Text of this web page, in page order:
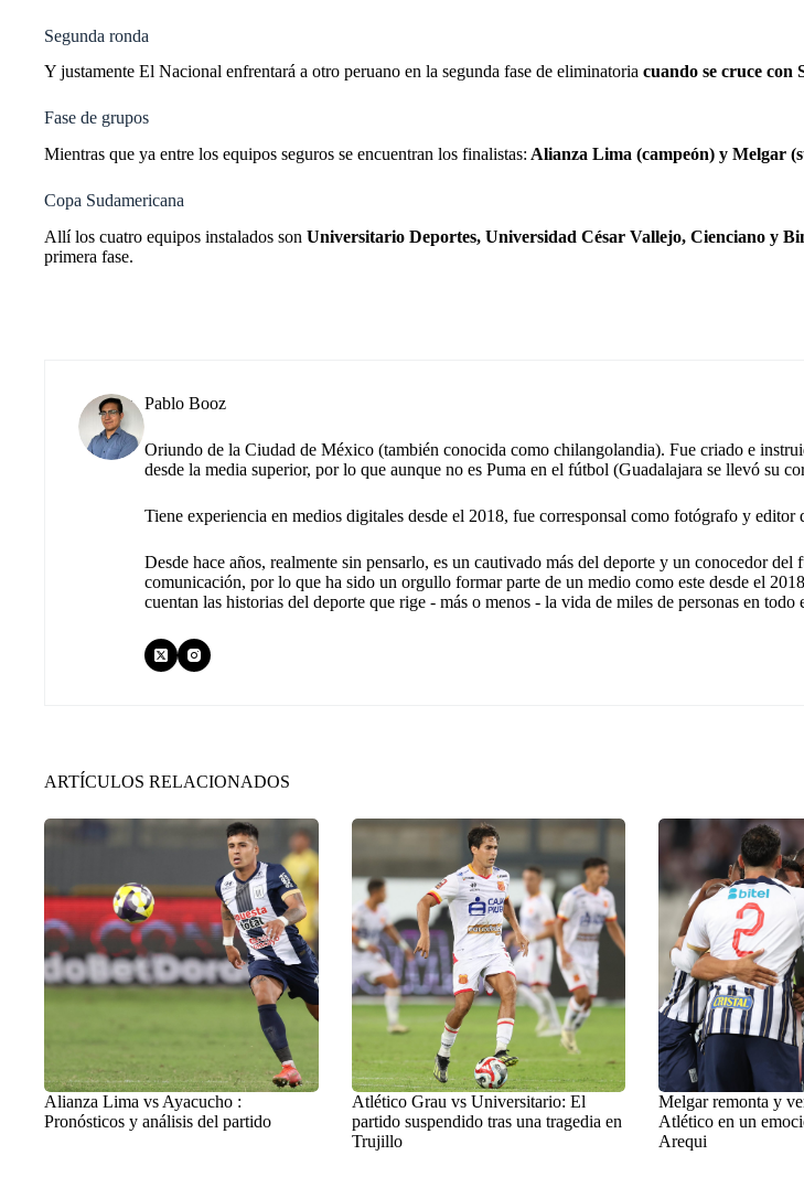
Segunda ronda
Y justamente El Nacional enfrentará a otro peruano en la segunda fase de eliminatoria cuando se cruce con
Fase de grupos
Mientras que ya entre los equipos seguros se encuentran los finalistas: Alianza Lima (campeón) y Melgar
Copa Sudamericana
Allí los cuatro equipos instalados son Universitario Deportes, Universidad César Vallejo, Cienciano y
primera fase.
Pablo Booz
Oriundo de la Ciudad de México (también conocida como chilangolandia). Fue criado e
desde la media superior, por lo que aunque no es Puma en el fútbol (Guadalajara se llevó su
Tiene experiencia en medios digitales desde el 2018, fue corresponsal como fotógrafo y editor
Desde hace años, realmente sin pensarlo, es un cautivado más del deporte y un conocedor
comunicación, por lo que ha sido un orgullo formar parte de un medio como este desde el
cuentan las historias del deporte que rige - más o menos - la vida de miles de personas en todo
ARTÍCULOS RELACIONADOS
Alianza Lima vs Ayacucho :
Pronósticos y análisis del partido
Atlético Grau vs Universitario: El
partido suspendido tras una tragedia en
Trujillo
Melgar remonta y
Atlético en un
Arequi